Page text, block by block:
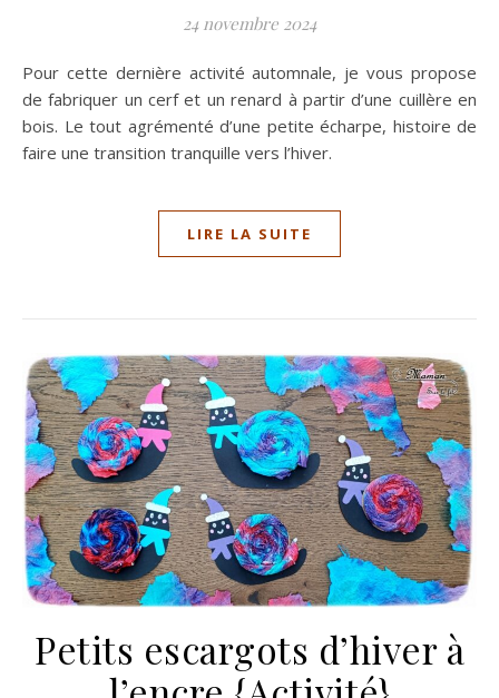
24 novembre 2024
Pour cette dernière activité automnale, je vous propose
de fabriquer un cerf et un renard à partir d’une cuillère en
bois. Le tout agrémenté d’une petite écharpe, histoire de
faire une transition tranquille vers l’hiver.
LIRE LA SUITE
Petits escargots d’hiver à